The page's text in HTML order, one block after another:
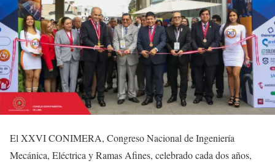
El XXVI CONIMERA, Congreso Nacional de Ingeniería
Mecánica, Eléctrica y Ramas Afines, celebrado cada dos años,